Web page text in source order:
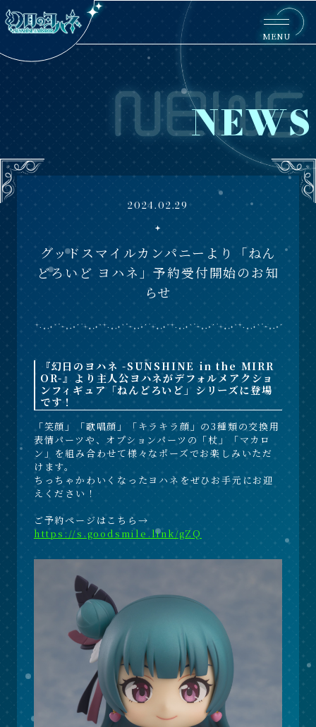
MENU
NEWS
2024.02.29
グッドスマイルカンパニーより「ねん
どろいど ヨハネ」予約受付開始のお知
らせ
『幻日のヨハネ -SUNSHINE in the MIRR
OR-』より主人公ヨハネがデフォルメアクショ
ンフィギュア「ねんどろいど」シリーズに登場
です！
「笑顔」「歌唱顔」「キラキラ顔」の3種類の交換用
表情パーツや、オプションパーツの「杖」「マカロ
ン」を組み合わせて様々なポーズでお楽しみいただ
けます。
ちっちゃかわいくなったヨハネをぜひお手元にお迎
えください！
ご予約ページはこちら→
https://s.goodsmile.link/gZQ